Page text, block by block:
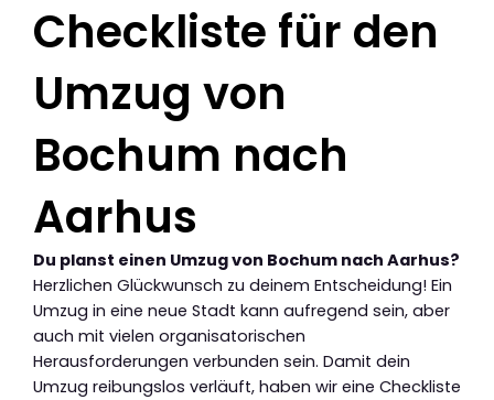
Checkliste für den
Umzug von
Bochum nach
Aarhus
Du planst einen Umzug von Bochum nach Aarhus?
Herzlichen Glückwunsch zu deinem Entscheidung! Ein
Umzug in eine neue Stadt kann aufregend sein, aber
auch mit vielen organisatorischen
Herausforderungen verbunden sein. Damit dein
Umzug reibungslos verläuft, haben wir eine Checkliste